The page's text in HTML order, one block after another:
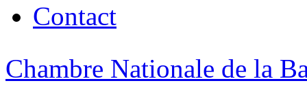
Contact
Chambre Nationale de la